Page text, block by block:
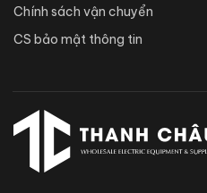
Chính sách vận chuyển
CS bảo mật thông tin